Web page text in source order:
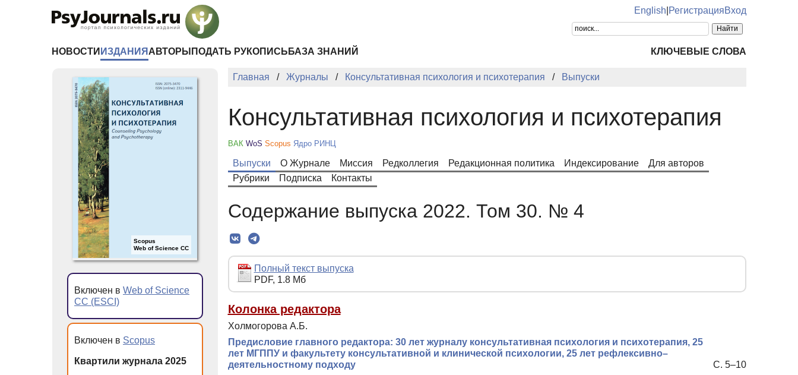
English РегистрацияВход
НОВОСТИ ИЗДАНИЯ АВТОРЫ ПОДАТЬ РУКОПИСЬ БАЗА ЗНАНИЙ КЛЮЧЕВЫЕ СЛОВА
Главная Журналы Консультативная психология и психотерапия Выпуски
Консультативная психология и психотерапия
ВАК WoS Scopus Ядро РИНЦ
Выпуски О Журнале Миссия Редколлегия Редакционная политика Индексирование
Для авторов
Рубрики
Подписка Контакты
Содержание выпуска 2022. Том 30. № 4
Полный текст выпуска
PDF, 1.8 Мб
Колонка редактора
Холмогорова А.Б.
Предисловие главного редактора: 30 лет журналу консультативная психология и психотерапия, 25
лет МГППУ и факультету консультативной и клинической психологии, 25 лет рефлексивно–
деятельностному подходу
С. 5–10
Scopus
Web of Science CC
Включен в Web of Science
CC (ESCI)
Включен в Scopus
Квартили журнала 2025